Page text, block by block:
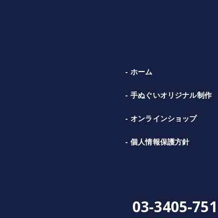
ホーム
手ぬぐいオリジナル制作
オンラインショップ
個人情報保護方針
03-3405-